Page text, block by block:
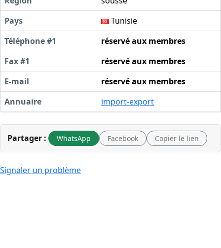
Pays
Tunisie
Téléphone #1
réservé aux membres
Fax #1
réservé aux membres
E-mail
réservé aux membres
Annuaire
import-export
Partager : WhatsApp Facebook Copier le lien
Signaler un problème